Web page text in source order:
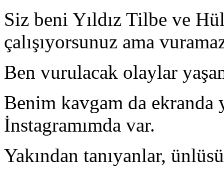
Siz beni Yıldız Tilbe ve
çalışıyorsunuz ama
Ben vurulacak olaylar
Benim kavgam da ekranda
İnstagramımda var.
Yakından tanıyanlar,